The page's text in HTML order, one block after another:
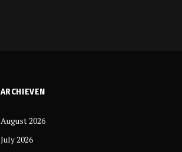
ARCHIEVEN
August 2026
July 2026